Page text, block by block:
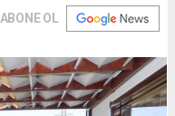
ABONE OL